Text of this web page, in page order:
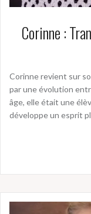
Corinne :
Corinne revient sur
par une évolution
âge, elle était une
développe un esprit